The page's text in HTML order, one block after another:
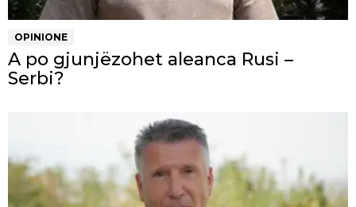
OPINIONE
A po gjunjëzohet aleanca Rusi –
Serbi?